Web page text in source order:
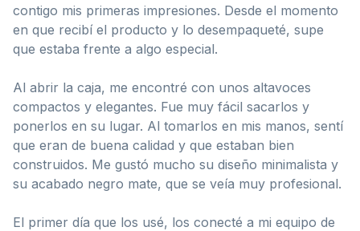
contigo mis primeras impresiones. Desde el momento
en que recibí el producto y lo desempaqueté, supe
que estaba frente a algo especial.
Al abrir la caja, me encontré con unos altavoces
compactos y elegantes. Fue muy fácil sacarlos y
ponerlos en su lugar. Al tomarlos en mis manos, sentí
que eran de buena calidad y que estaban bien
construidos. Me gustó mucho su diseño minimalista y
su acabado negro mate, que se veía muy profesional.
El primer día que los usé, los conecté a mi equipo de